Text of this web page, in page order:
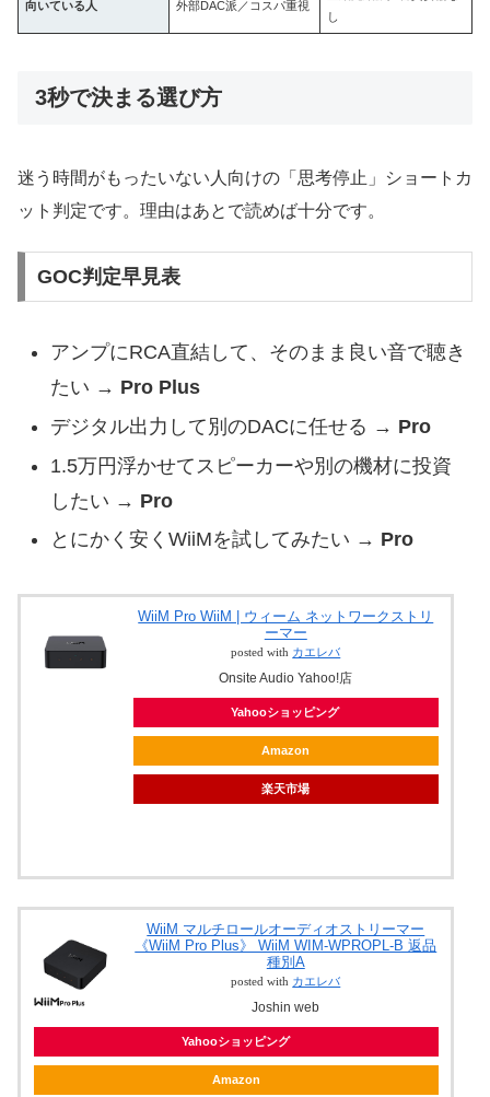
向いている人 外部DAC派／コスパ重視
し
3秒で決まる選び方
迷う時間がもったいない人向けの「思考停止」ショートカ
ット判定です。理由はあとで読めば十分です。
GOC判定早見表
アンプにRCA直結して、そのまま良い音で聴き
たい → Pro Plus
デジタル出力して別のDACに任せる → Pro
1.5万円浮かせてスピーカーや別の機材に投資
したい → Pro
とにかく安くWiiMを試してみたい → Pro
WiiM Pro WiiM | ウィーム ネットワークストリ
ーマー
posted with カエレバ
Onsite Audio Yahoo!店
Yahooショッピング
Amazon
楽天市場
WiiM マルチロールオーディオストリーマー
《WiiM Pro Plus》 WiiM WIM-WPROPL-B 返品
種別A
posted with カエレバ
Joshin web
Yahooショッピング
Amazon